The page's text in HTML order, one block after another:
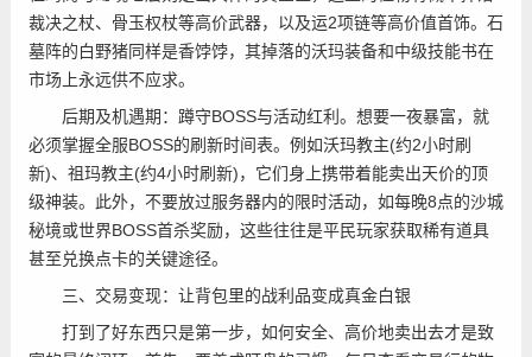
裁决之杖、骨玉权杖等高价武器，以及运2项链等高价值首饰。石
墓阵的白野猪同样是香饽饽，其掉落的沃玛装备和中级技能书在
市场上永远供不应求。
后期及机遇期：蹲守BOSS与活动红利。想要一夜暴富，就
必须掌握全服BOSS的刷新时间表。例如沃玛教主(约2小时刷
新)、祖玛教主(约4小时刷新)，它们身上携带着能卖出天价的顶
级神装。此外，不要放过服务器内的限时活动，如每晚8点的沙城
秘境或世界BOSS首杀奖励，这些往往是平民玩家获取稀有道具
甚至兑换点卡的关键途径。
三、交易变现：让背包里的战利品变成真金白银
打到了好东西只是第一步，如何安全、高价地卖出去才是致